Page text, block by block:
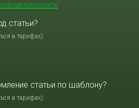
статьи?
в тарифах)
статьи по шаблону?
в тарифах)